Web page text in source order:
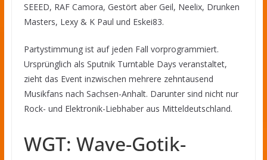
SEEED, RAF Camora, Gestört aber Geil, Neelix, Drunken
Masters, Lexy & K Paul und Eskei83.
Partystimmung ist auf jeden Fall vorprogrammiert.
Ursprünglich als Sputnik Turntable Days veranstaltet,
zieht das Event inzwischen mehrere zehntausend
Musikfans nach Sachsen-Anhalt. Darunter sind nicht nur
Rock- und Elektronik-Liebhaber aus Mitteldeutschland.
WGT: Wave-Gotik-